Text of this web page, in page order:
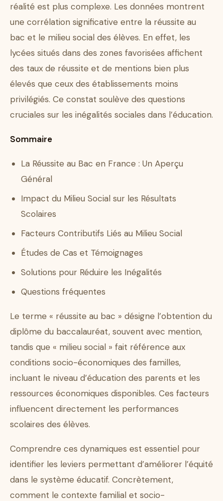
réalité est plus complexe. Les données montrent
une corrélation significative entre la réussite au
bac et le milieu social des élèves. En effet, les
lycées situés dans des zones favorisées affichent
des taux de réussite et de mentions bien plus
élevés que ceux des établissements moins
privilégiés. Ce constat soulève des questions
cruciales sur les inégalités sociales dans l’éducation.
Sommaire
La Réussite au Bac en France : Un Aperçu
Général
Impact du Milieu Social sur les Résultats
Scolaires
Facteurs Contributifs Liés au Milieu Social
Études de Cas et Témoignages
Solutions pour Réduire les Inégalités
Questions fréquentes
Le terme « réussite au bac » désigne l’obtention du
diplôme du baccalauréat, souvent avec mention,
tandis que « milieu social » fait référence aux
conditions socio-économiques des familles,
incluant le niveau d’éducation des parents et les
ressources économiques disponibles. Ces facteurs
influencent directement les performances
scolaires des élèves.
Comprendre ces dynamiques est essentiel pour
identifier les leviers permettant d’améliorer l’équité
dans le système éducatif. Concrètement,
comment le contexte familial et socio-